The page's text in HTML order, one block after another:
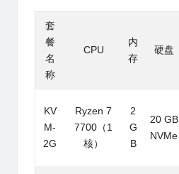
套
餐
名
称
CPU
内
存
硬盘
KV
M-
2G
Ryzen 7
7700（1
核）
2
G
B
20 GB
NVMe